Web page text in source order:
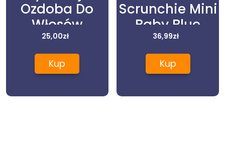
Ozdoba Do
Włosów
25,00zł
Kup
Scrunchie Mini
Baby Blue
Zestaw Dwóch
Gumek
Jedwabnych
36,99zł
Kup